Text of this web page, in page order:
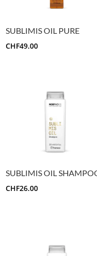
SUBLIMIS OIL PURE
CHF49.00
SUBLIMIS OIL
CHF26.00